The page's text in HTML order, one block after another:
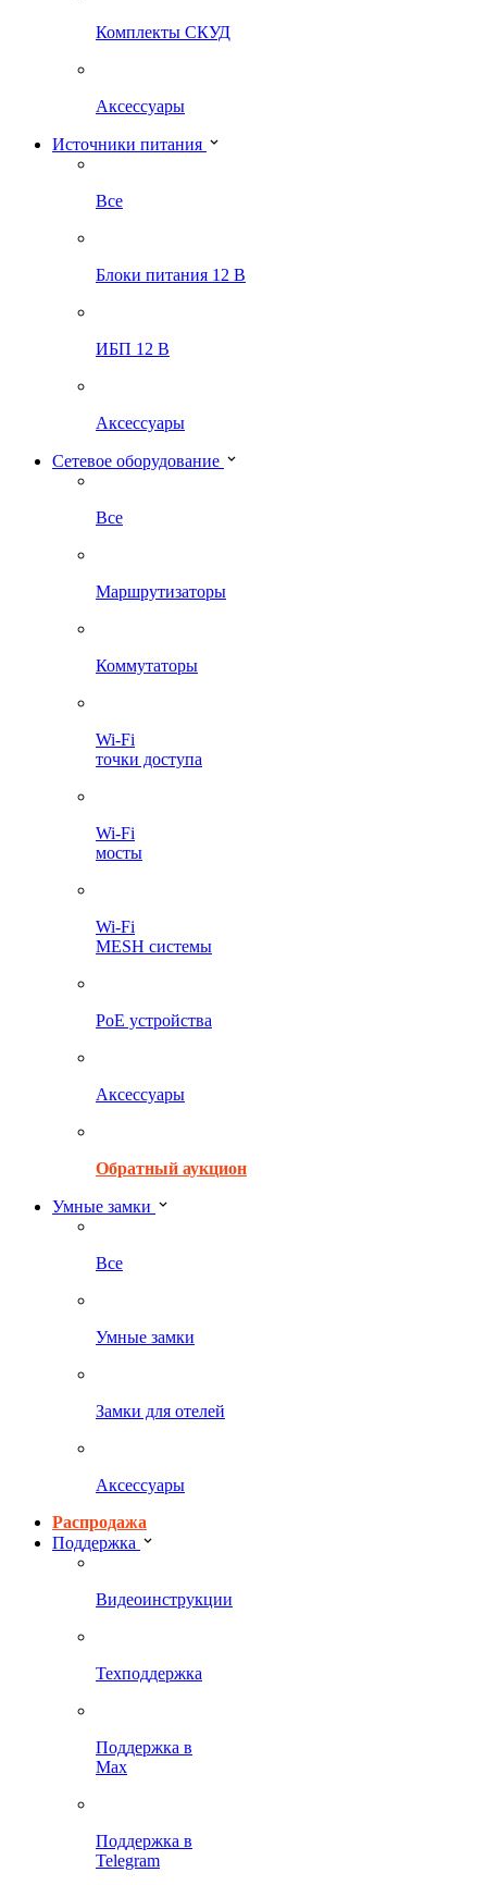
Комплекты СКУД
Аксессуары
Источники питания
Все
Блоки питания 12 В
ИБП 12 В
Аксессуары
Сетевое оборудование
Все
Маршрутизаторы
Коммутаторы
Wi-Fi
точки доступа
Wi-Fi
мосты
Wi-Fi
MESH системы
PoE устройства
Аксессуары
Обратный аукцион
Умные замки
Все
Умные замки
Замки для отелей
Аксессуары
Распродажа
Поддержка
Видеоинструкции
Техподдержка
Поддержка в
Max
Поддержка в
Telegram